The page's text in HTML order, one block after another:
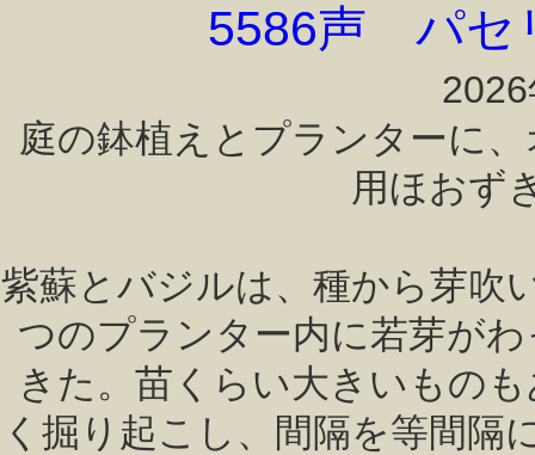
5586声 パセ
庭の鉢植えとプランターに
用ほおず
紫蘇とバジルは、種から芽吹
つのプランター内に若芽が
きた。苗くらい大きいもの
く掘り起こし、間隔を等間隔